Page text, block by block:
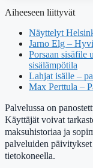
Aiheeseen liittyvät
Näyttelyt
Jarno Elg –
Porsaan sisäfile
sisälämpötila
Lahjat isälle –
Max Perttula –
Palvelussa on
Käyttäjät voivat
maksuhistoriaa ja
palveluiden
tietokoneella.